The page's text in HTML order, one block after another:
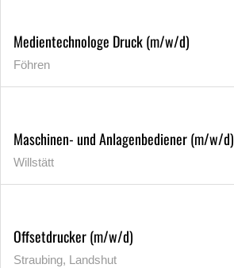
Medientechnologe Druck (m/w/d)
Föhren
Maschinen- und Anlagenbediener (m/w/d)
Willstätt
Offsetdrucker (m/w/d)
Straubing, Landshut